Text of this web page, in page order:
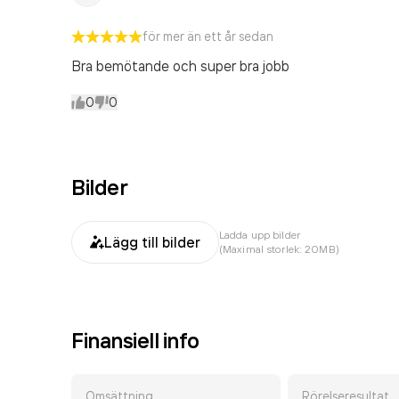
för mer än ett år sedan
Bra bemötande och super bra jobb
0 0
Bilder
Lägg till bilder
Ladda upp bilder
(Maximal storlek: 20MB)
Finansiell info
Omsättning Rörelseresultat